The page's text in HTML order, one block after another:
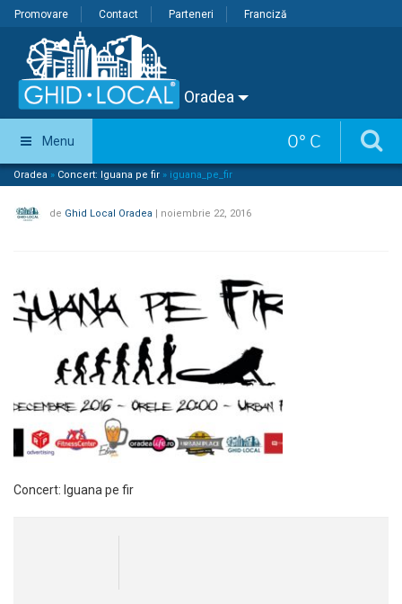
Promovare Contact Parteneri Franciză
Oradea
0° C
Menu
Oradea » Concert: Iguana pe fir » iguana_pe_fir
de Ghid Local Oradea | noiembrie 22, 2016
Concert: Iguana pe fir